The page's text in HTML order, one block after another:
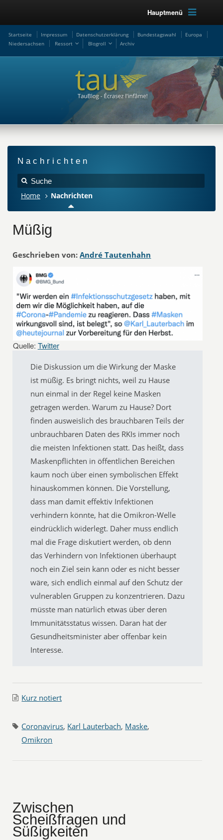
Hauptmenü
Startseite Impressum Datenschutzerklärung Bundestagswahl
Europa
Niedersachsen
Ressort Blogroll Archiv
Nachrichten
Home Nachrichten
Müßig
Geschrieben von: André Tautenhahn
Quelle: Twitter
Die Diskussion um die Wirkung der Maske
ist müßig. Es bringt nichts, weil zu Hause
nun einmal in der Regel keine Masken
getragen werden. Warum zu Hause? Dort
finden ausweislich des brauchbaren Teils der
unbrauchbaren Daten des RKIs immer noch
die meisten Infektionen statt. Das heißt, dass
Maskenpflichten in öffentlichen Bereichen
kaum noch über einen symbolischen Effekt
hinauskommen können. Die Vorstellung,
dass man damit effektiv Infektionen
verhindern könnte, hat die Omikron-Welle
eindrücklich widerlegt. Daher muss endlich
mal die Frage diskutiert werden, ob denn
das Verhindern von Infektionen überhaupt
noch ein Ziel sein kann oder es nicht besser
wäre, sich endlich einmal auf den Schutz der
vulnerablen Gruppen zu konzentrieren. Dazu
müsste man natürlich etwas über deren
Immunitätsstatus wissen. Daran hat der
Gesundheitsminister aber offenbar kein
Interesse.
Kurz notiert
Coronavirus, Karl Lauterbach, Maske,
Omikron
Zwischen
Scheißfragen und
Süßigkeiten